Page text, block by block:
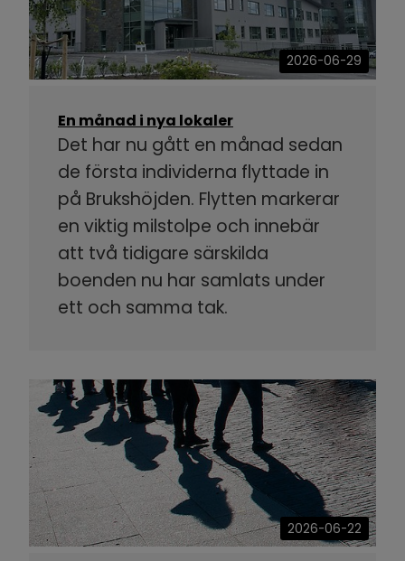
2026-06-29
En månad i nya lokaler
Det har nu gått en månad sedan
de första individerna flyttade in
på Brukshöjden. Flytten markerar
en viktig milstolpe och innebär
att två tidigare särskilda
boenden nu har samlats under
ett och samma tak.
2026-06-22